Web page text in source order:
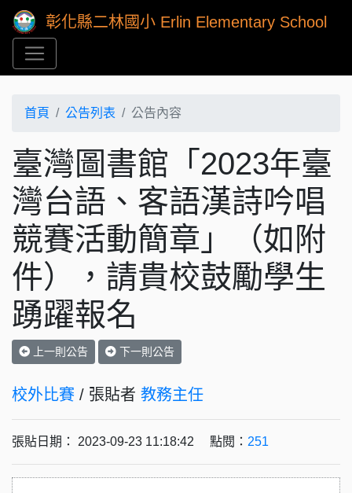
彰化縣二林國小 Erlin Elementary School
首頁 公告列表 公告內容
臺灣圖書館「2023年臺
灣台語、客語漢詩吟唱
競賽活動簡章」（如附
件），請貴校鼓勵學生
踴躍報名
上一則公告 下一則公告
校外比賽 / 張貼者 教務主任
張貼日期： 2023-09-23 11:18:42 點閱： 251